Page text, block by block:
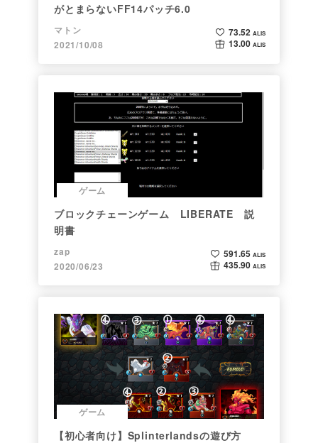
がとまらないFF14パッチ6.0
マトン
2021/10/08
73.52 ALIS
13.00 ALIS
ゲーム
ブロックチェーンゲーム LIBERATE 説
明書
zap
2020/06/23
591.65 ALIS
435.90 ALIS
ゲーム
【初心者向け】Splinterlandsの遊び方